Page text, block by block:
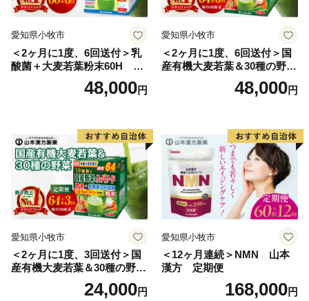
愛知県小牧市
＜2ヶ月に1度、6回送付＞乳
酸菌＋大麦若葉粉末60H 山
48,000円
愛知県小牧市
＜2ヶ月に1度、6回送付＞国
産有機大麦若葉＆30種の野
菜 山本漢方 定期便
48,000円
愛知県小牧市
＜2ヶ月に1度、3回送付＞国
産有機大麦若葉＆30種の野
菜 山本漢方 定期便
24,000円
愛知県小牧市
＜12ヶ月連続＞NMN 山本
漢方 定期便
168,000円